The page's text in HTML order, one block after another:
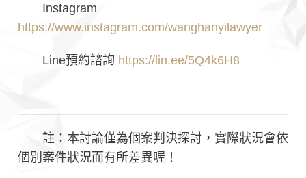
Instagram
https://www.instagram.com/wanghanyilawyer
Line預約諮詢 https://lin.ee/5Q4k6H8
註：本討論僅為個案判決探討，實際狀況會依
個別案件狀況而有所差異喔！